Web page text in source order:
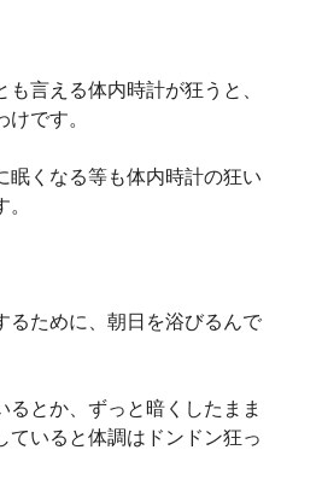
言える体内時計が狂うと、
です。
くなる等も体内時計の狂い
ために、朝日を浴びるんで
とか、ずっと暗くしたまま
ていると体調はドンドン狂っ